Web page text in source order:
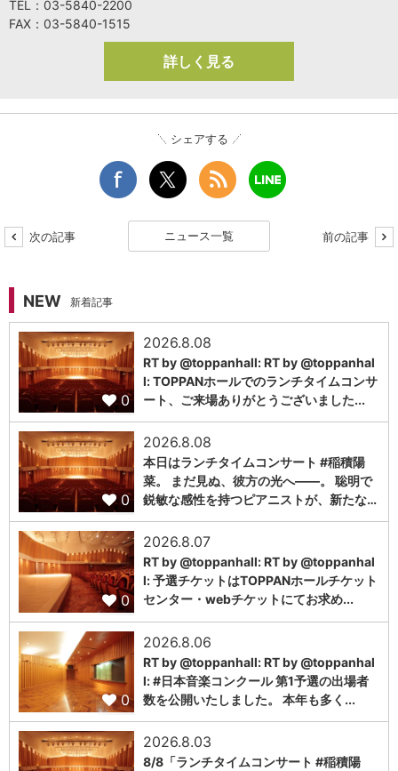
TEL：03-5840-2200
FAX：03-5840-1515
詳しく見る
シェアする
次の記事 ニュース一覧 前の記事
NEW 新着記事
0
2026.8.08
RT by @toppanhall: RT by @toppanhal
l: TOPPANホールでのランチタイムコンサ
ート、ご来場ありがとうございました...
0
2026.8.08
本日はランチタイムコンサート #稲積陽
菜。 まだ見ぬ、彼方の光へ――。 聡明で
鋭敏な感性を持つピアニストが、新たな…
0
2026.8.07
RT by @toppanhall: RT by @toppanhal
l: 予選チケットはTOPPANホールチケット
センター・webチケットにてお求め...
0
2026.8.06
RT by @toppanhall: RT by @toppanhal
l: #日本音楽コンクール 第1予選の出場者
数を公開いたしました。 本年も多く...
2026.8.03
8/8「ランチタイムコンサート #稲積陽